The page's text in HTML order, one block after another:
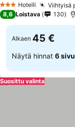
3 Tähtiluokitus
Hotelli Viihtyisä
8,6 Loistava 130
Alkaen 45 €
Näytä hinnat 6
Suosittu valinta